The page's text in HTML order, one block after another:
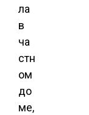
ла
в
ча
стн
ом
до
ме,